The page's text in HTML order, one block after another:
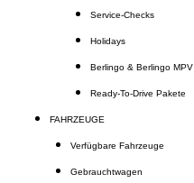
Service-Checks
Holidays
Berlingo & Berlingo MPV
Ready-To-Drive Pakete
FAHRZEUGE
Verfügbare Fahrzeuge
Gebrauchtwagen